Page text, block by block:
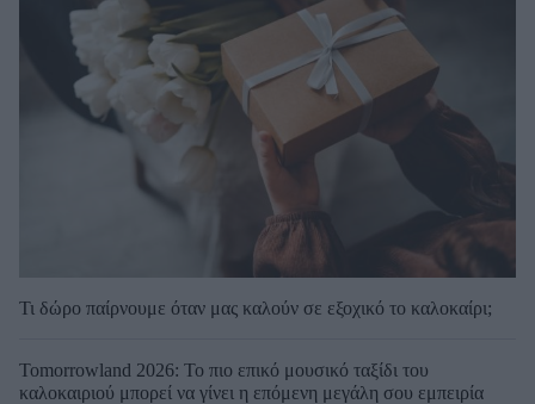
Τι δώρο παίρνουμε όταν μας καλούν σε εξοχικό το καλοκαίρι;
Tomorrowland 2026: Το πιο επικό μουσικό ταξίδι του
καλοκαιριού μπορεί να γίνει η επόμενη μεγάλη σου εμπειρία